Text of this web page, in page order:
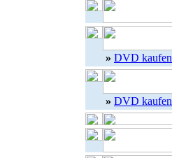
» DVD kaufen
» DVD kaufen